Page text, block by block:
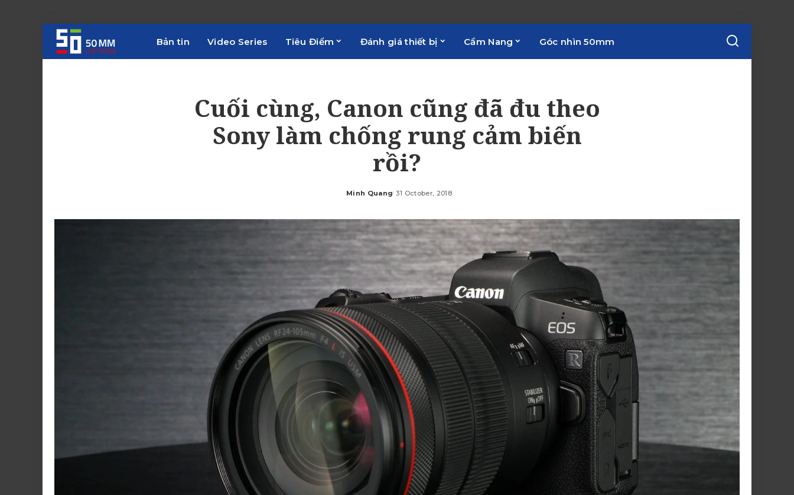
Bản tin Video Series Tiêu Điểm Đánh giá thiết bị Cẩm Nang Góc nhìn 50mm
Cuối cùng, Canon cũng đã đu theo
Sony làm chống rung cảm biến
rồi?
Posted
Minh Quang 31 October, 2018